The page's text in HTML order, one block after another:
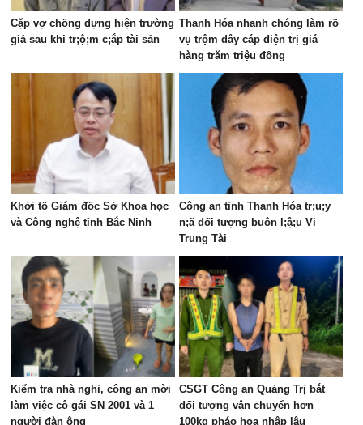
Cặp vợ chồng dựng hiện trường
giả sau khi tr;ộ;m c;ắp tài sản
Thanh Hóa nhanh chóng làm rõ
vụ trộm dây cáp điện trị giá
hàng trăm triệu đồng
Khởi tố Giám đốc Sở Khoa học
và Công nghệ tỉnh Bắc Ninh
Công an tỉnh Thanh Hóa tr;u;y
n;ã đối tượng buôn l;ậ;u Vi
Trung Tài
Kiểm tra nhà nghỉ, công an mời
làm việc cô gái SN 2001 và 1
người đàn ông
CSGT Công an Quảng Trị bắt
đối tượng vận chuyển hơn
100kg pháo hoa nhập lậu